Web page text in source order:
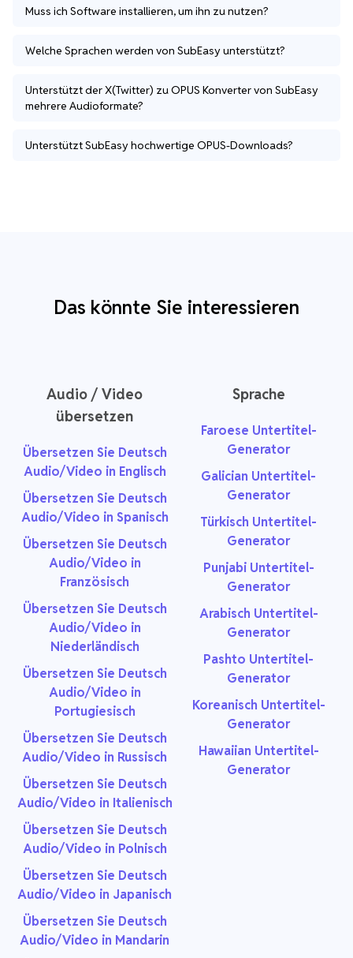
Muss ich Software installieren, um ihn zu nutzen?
Welche Sprachen werden von SubEasy unterstützt?
Unterstützt der X(Twitter) zu OPUS Konverter von SubEasy
mehrere Audioformate?
Unterstützt SubEasy hochwertige OPUS-Downloads?
Das könnte Sie interessieren
Audio / Video
übersetzen
Übersetzen Sie Deutsch
Audio/Video in Englisch
Übersetzen Sie Deutsch
Audio/Video in Spanisch
Übersetzen Sie Deutsch
Audio/Video in
Französisch
Übersetzen Sie Deutsch
Audio/Video in
Niederländisch
Übersetzen Sie Deutsch
Audio/Video in
Portugiesisch
Übersetzen Sie Deutsch
Audio/Video in Russisch
Übersetzen Sie Deutsch
Audio/Video in Italienisch
Übersetzen Sie Deutsch
Audio/Video in Polnisch
Übersetzen Sie Deutsch
Audio/Video in Japanisch
Übersetzen Sie Deutsch
Audio/Video in Mandarin
Sprache
Faroese Untertitel-
Generator
Galician Untertitel-
Generator
Türkisch Untertitel-
Generator
Punjabi Untertitel-
Generator
Arabisch Untertitel-
Generator
Pashto Untertitel-
Generator
Koreanisch Untertitel-
Generator
Hawaiian Untertitel-
Generator